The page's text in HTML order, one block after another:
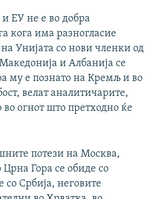
и ЕУ не е во добра
кога има разногласие
Унијата со нови членки од
и Албанија се
му е познато на Кремљ и во
велат аналитичарите,
огнот што претходно ќе
потези на Москва,
Гора се обиде со
со Србија, неговите